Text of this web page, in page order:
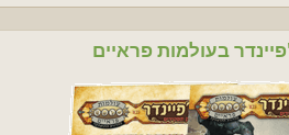
בעולמות פראיים